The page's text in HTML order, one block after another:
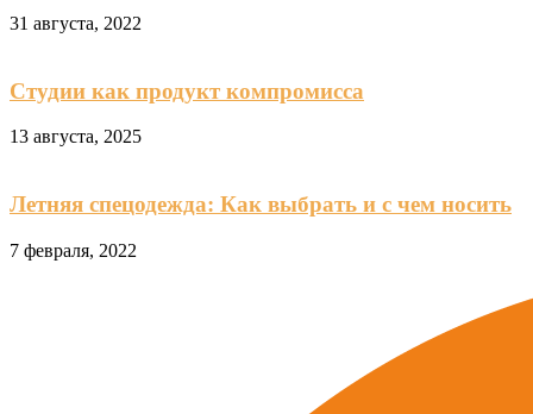
31 августа, 2022
Студии как продукт компромисса
13 августа, 2025
Летняя спецодежда: Как выбрать и с чем носить
7 февраля, 2022